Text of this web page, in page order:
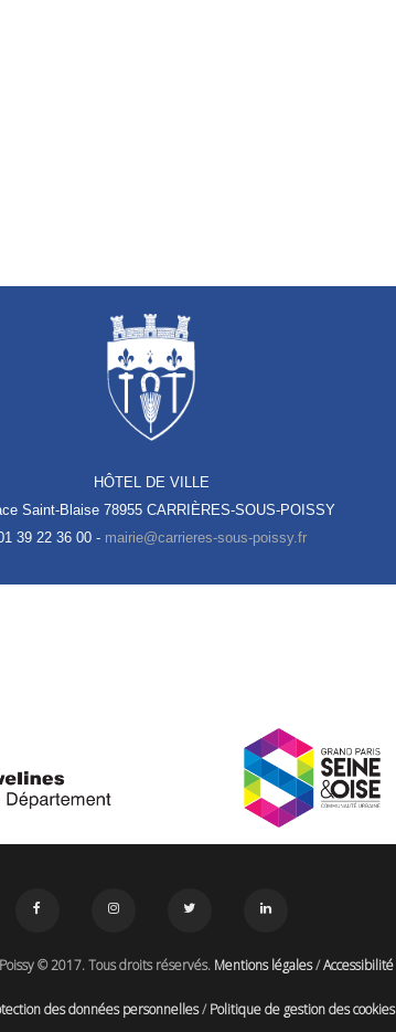
HÔTEL DE VILLE
Saint-Blaise 78955 CARRIÈRES-SOUS-POISSY
39 22 36 00 -
© 2017. Tous droits réservés. Mentions légales/Accessibilité
des données personnelles/Politique de gestion des cookies